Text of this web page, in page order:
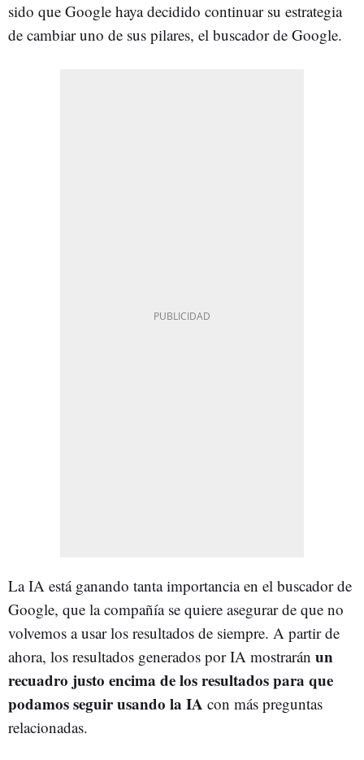
sido que Google haya decidido continuar su estrategia
de cambiar uno de sus pilares, el buscador de Google.
La IA está ganando tanta importancia en el buscador de
Google, que la compañía se quiere asegurar de que no
volvemos a usar los resultados de siempre. A partir de
ahora, los resultados generados por IA mostrarán un
recuadro justo encima de los resultados para que
podamos seguir usando la IA con más preguntas
relacionadas.